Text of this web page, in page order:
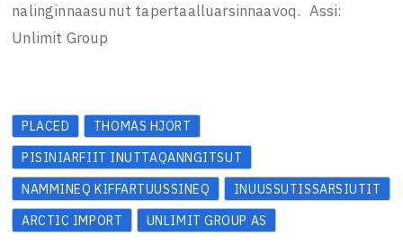
nalinginnaasunut tapertaalluarsinnaavoq. Assi:
Unlimit Group
PLACED
THOMAS HJORT
PISINIARFIIT INUTTAQANNGITSUT
NAMMINEQ KIFFARTUUSSINEQ
INUUSSUTISSARSIUTIT
ARCTIC IMPORT
UNLIMIT GROUP AS